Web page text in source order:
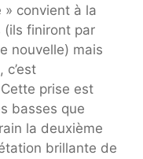
» convient à la
(ils finiront par
nouvelle) mais
prise est
basses que
la deuxième
brillante de